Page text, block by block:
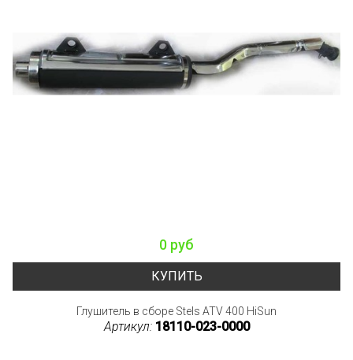
0 руб
КУПИТЬ
Глушитель в сборе Stels ATV 400 HiSun
Артикул: 18110-023-0000